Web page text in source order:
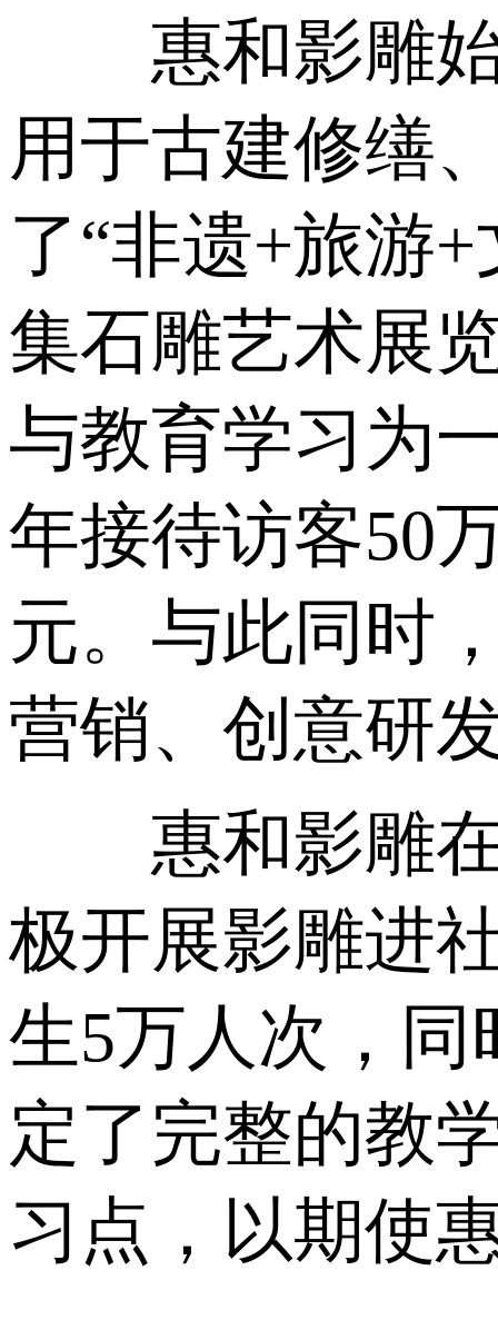
惠和影雕始
用于古建修缮
了“非遗+旅游
集石雕艺术展
与教育学习为
年接待访客50
元。与此同时
营销、创意研
惠和影雕在
极开展影雕进
生5万人次，
定了完整的教
习点，以期使